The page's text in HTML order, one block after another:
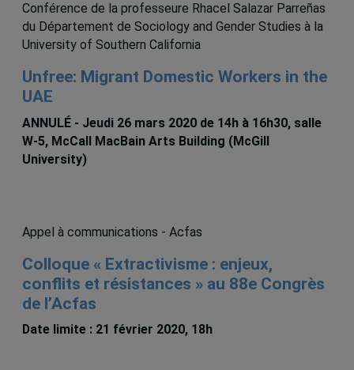
Conférence de la professeure Rhacel Salazar Parreñas
du Département de Sociology and Gender Studies à la
University of Southern California
Unfree: Migrant Domestic Workers in the
UAE
ANNULÉ - Jeudi 26 mars 2020 de 14h à 16h30, salle
W-5, McCall MacBain Arts Building (McGill
University)
Appel à communications - Acfas
Colloque « Extractivisme : enjeux,
conflits et résistances » au 88e Congrès
de l’Acfas
Date limite : 21 février 2020, 18h